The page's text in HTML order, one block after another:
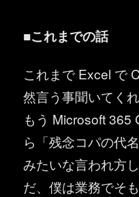
■これまでの話
これまで Excel で
然言う事聞いてく
もう Microsoft 365
ら「残念コパの代
みたいな言われ方
だ、僕は業務でそ